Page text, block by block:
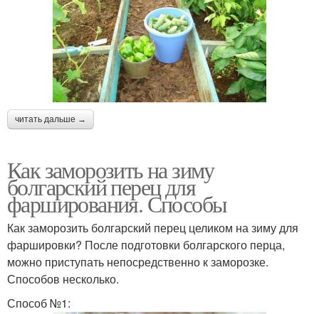
читать дальше →
Как заморозить на зиму
болгарский перец для
фарширования. Способы
Как заморозить болгарский перец целиком на зиму для
фаршировки? После подготовки болгарского перца,
можно приступать непосредственно к заморозке.
Способов несколько.
Способ №1: